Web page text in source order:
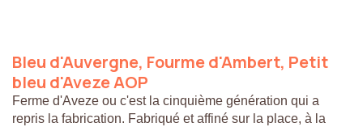
Bleu d'Auvergne, Fourmed'Ambert, Petit
bleu d'AvezeAOP
Ferme d'Aveze ou c'est la cinquième génération qui a
repris la fabrication. Fabriqué et affiné sur la place, à la